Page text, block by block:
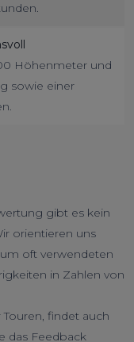
Höhenmeter und
sowie einer
gibt es kein
orientieren uns
oft verwendeten
in Zahlen von
findet auch
das Feedback